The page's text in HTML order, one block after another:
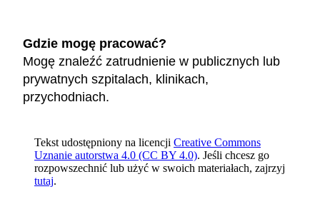
Gdzie mogę pracować?
Mogę znaleźć zatrudnienie w publicznych lub
prywatnych szpitalach, klinikach,
przychodniach.
Tekst udostępniony na licencji Creative Commons
Uznanie autorstwa 4.0 (CC BY 4.0). Jeśli chcesz go
rozpowszechnić lub użyć w swoich materiałach, zajrzyj
tutaj.